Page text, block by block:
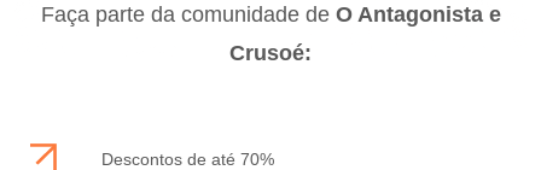
Faça parte da comunidade de O Antagonista e
Crusoé:
Descontos de até 70%